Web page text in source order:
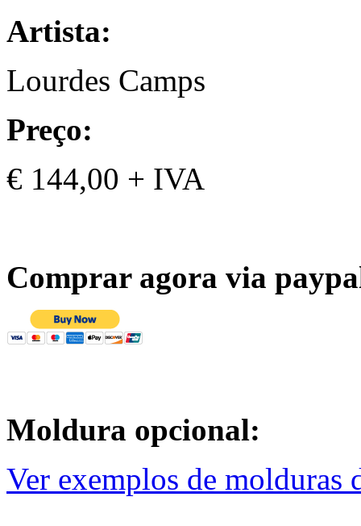
Artista:
Lourdes Camps
Preço:
€ 144,00 + IVA
Comprar agora via
Moldura opcional:
Ver exemplos de molduras